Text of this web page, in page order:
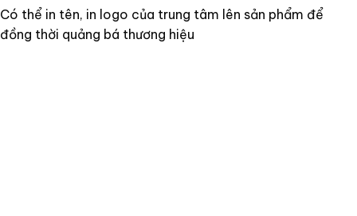
Có thể in tên, in logo của trung tâm lên sản phẩm để
đồng thời quảng bá thương hiệu